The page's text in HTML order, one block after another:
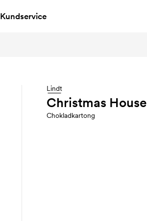
Kundservice
Lindt
Christmas House
Chokladkartong